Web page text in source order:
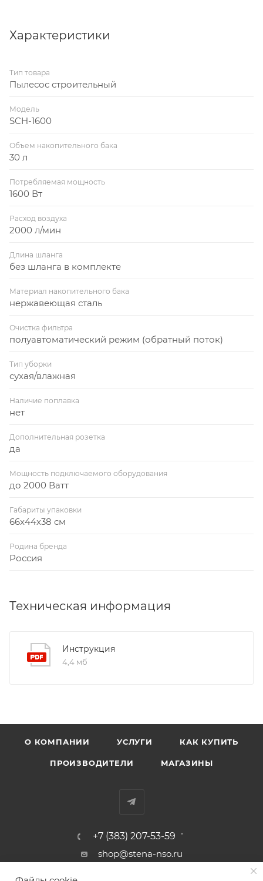
Характеристики
Тип товара
Пылесос строительный
Модель
SCH-1600
Объем накопительного бака
30 л
Потребляемая мощность
1600 Вт
Расход воздуха
2000 л/мин
Длина шланга
без шланга в комплекте
Материал накопительного бака
нержавеющая сталь
Очистка фильтра
полуавтоматический режим (обратный поток)
Тип уборки
сухая/влажная
Наличие поплавка
нет
Дополнительная розетка
да
Мощность подключаемого оборудования
до 2000 Ватт
Габариты упаковки
66x44x38 см
Родина бренда
Россия
Техническая информация
Инструкция
4,4 мб
О КОМПАНИИ УСЛУГИ КАК КУПИТЬ
ПРОИЗВОДИТЕЛИ МАГАЗИНЫ
+7 (383) 207-53-59
shop@stena-nso.ru
г.Новосибирск ул.Восход, 26/1